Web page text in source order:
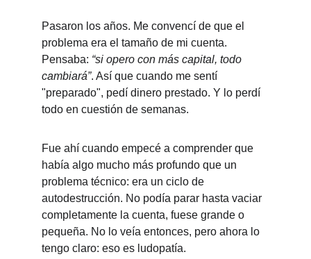
Pasaron los años. Me convencí de que el
problema era el tamaño de mi cuenta.
Pensaba: “si opero con más capital, todo
cambiará”. Así que cuando me sentí
"preparado", pedí dinero prestado. Y lo perdí
todo en cuestión de semanas.
Fue ahí cuando empecé a comprender que
había algo mucho más profundo que un
problema técnico: era un ciclo de
autodestrucción. No podía parar hasta vaciar
completamente la cuenta, fuese grande o
pequeña. No lo veía entonces, pero ahora lo
tengo claro: eso es ludopatía.